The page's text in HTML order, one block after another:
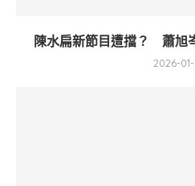
陳水扁新節目遭擋？ 蕭旭
2026-